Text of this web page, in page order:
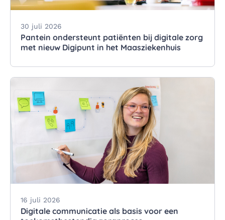
30 juli 2026
Pantein ondersteunt patiënten bij digitale zorg
met nieuw Digipunt in het Maasziekenhuis
16 juli 2026
Digitale communicatie als basis voor een